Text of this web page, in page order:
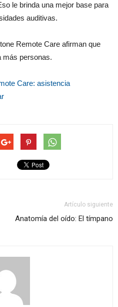
le brinda una mejor base para
auditivas.
Remote Care afirman que
más personas.
Care: asistencia
Artículo siguiente
Anatomía del oído: El tímpano